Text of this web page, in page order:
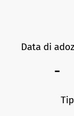
Data di
-